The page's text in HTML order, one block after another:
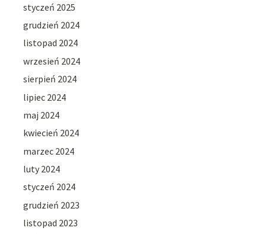
styczeń 2025
grudzień 2024
listopad 2024
wrzesień 2024
sierpień 2024
lipiec 2024
maj 2024
kwiecień 2024
marzec 2024
luty 2024
styczeń 2024
grudzień 2023
listopad 2023